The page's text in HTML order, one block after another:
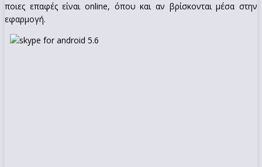
ποιες επαφές είναι online, όπου και αν βρίσκονται μέσα στην
εφαρμογή.